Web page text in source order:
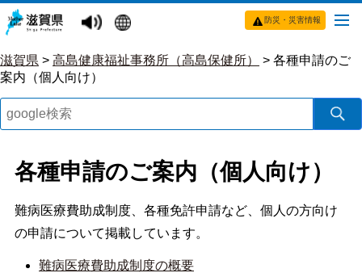
防災・災害情報
滋賀県 > 高島健康福祉事務所（高島保健所） > 各種申請のご
案内（個人向け）
各種申請のご案内（個人向け）
難病医療費助成制度、各種免許申請など、個人の方向け
の申請について掲載しています。
難病医療費助成制度の概要